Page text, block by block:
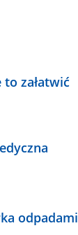
to załatwić
odpadami